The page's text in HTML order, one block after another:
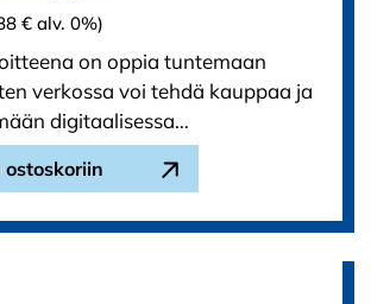
€ alv. 0%)
on oppia tuntemaan
verkossa voi tehdä kauppaa ja
digitaalisessa…
ostoskoriin